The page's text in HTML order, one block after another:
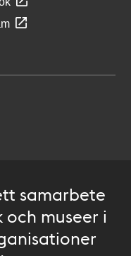
samarbete
museer i